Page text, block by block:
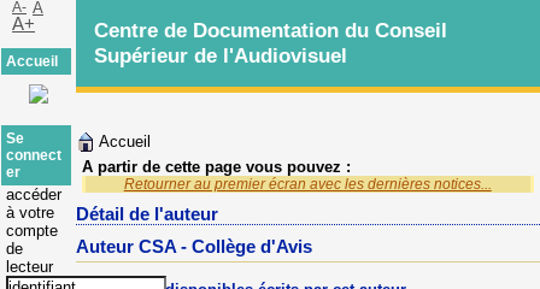
Accueil
A partir de cette page vous pouvez :
Retourner au premier écran avec les dernières notices...
Détail de l'auteur
Auteur CSA - Collège d'Avis
Centre de Documentation du Conseil
Supérieur de l'Audiovisuel
A- A
A+
Accueil
Se
connect
er
accéder
à votre
compte
de
lecteur